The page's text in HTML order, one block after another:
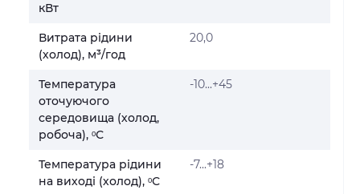
кВт
Витрата рідини
(холод), м³/год
20,0
Температура
оточуючого
середовища (холод,
робоча), ᵒС
-10...+45
Температура рідини
на виході (холод), ᵒС
-7...+18